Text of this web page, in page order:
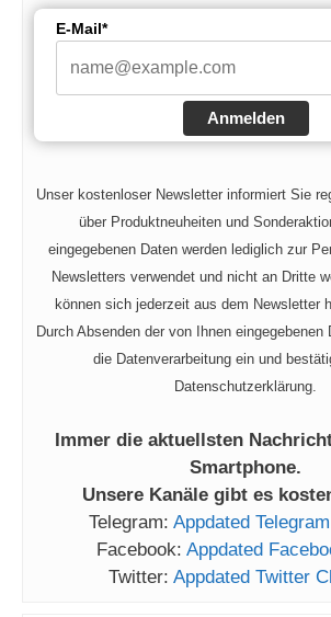
E-Mail*
Anmelden
Unser kostenloser Newsletter informiert Sie
über Produktneuheiten und
eingegebenen Daten werden lediglich zur
Newsletters verwendet und nicht an Dritte
können sich jederzeit aus dem Newsletter
Durch Absenden der von Ihnen eingegebenen
die Datenverarbeitung ein und
Datenschutzerklärung.
Immer die aktuellsten
Smartphone.
Unsere Kanäle gibt es
Telegram: Appdated
Facebook: Appdated
Twitter: Appdated Twitter